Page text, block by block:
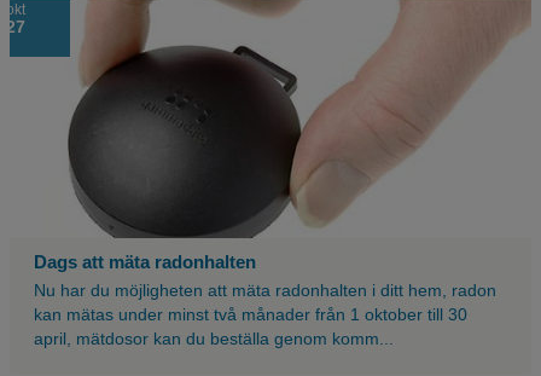
okt
27
Dags att mäta radonhalten
Nu har du möjligheten att mäta radonhalten i ditt hem, radon
kan mätas under minst två månader från 1 oktober till 30
april, mätdosor kan du beställa genom komm...